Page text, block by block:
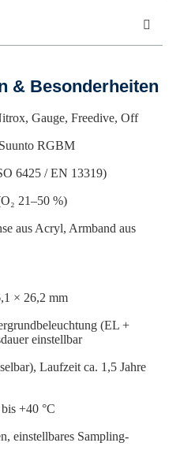
& Besonderheiten
Gauge, Freedive, Off
RGBM
6425 / EN 13319)
21–50 %)
aus Acryl, Armband aus
× 26,2 mm
(EL +
einstellbar
Laufzeit ca. 1,5 Jahre
+40 °C
einstellbares Sampling-